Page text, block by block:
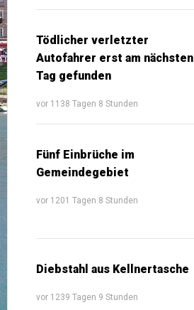
Tödlicher verletzter
Autofahrer erst am nächsten
Tag gefunden
vor 1138 Tagen 8 Stunden
Fünf Einbrüche im
Gemeindegebiet
vor 1201 Tagen 8 Stunden
Diebstahl aus Kellnertasche
vor 1239 Tagen 9 Stunden